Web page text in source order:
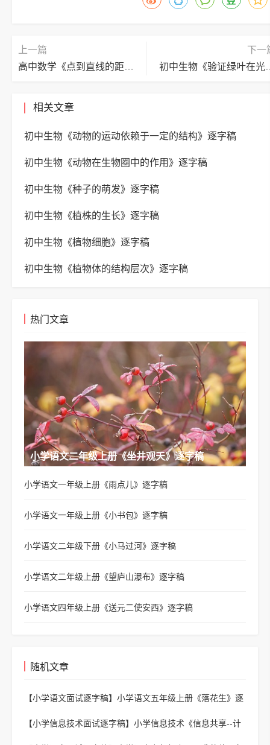
上一篇
高中数学《点到直线的距离公式》逐字稿
下一
初中生物《
相关文章
初中生物《动物的运动依赖于一定的结构》逐字稿
初中生物《动物在生物圈中的作用》逐字稿
初中生物《种子的萌发》逐字稿
初中生物《植株的生长》逐字稿
初中生物《植物细胞》逐字稿
初中生物《植物体的结构层次》逐字稿
热门文章
小学语文二年级上册《坐井观天》逐字稿
小学语文一年级上册《雨点儿》逐字稿
小学语文一年级上册《小书包》逐字稿
小学语文二年级下册《小马过河》逐字稿
小学语文二年级上册《望庐山瀑布》逐字稿
小学语文四年级上册《送元二使安西》逐字稿
随机文章
【小学语文面试逐字稿】 小学语文五年级上册《落花生》逐
【小学信息技术面试逐字稿】 小学信息技术《信息共享--计